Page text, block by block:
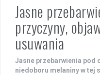
Jasne
przyczyny,
usuwania
Jasne przebarwienia pod
niedoboru melaniny w tej